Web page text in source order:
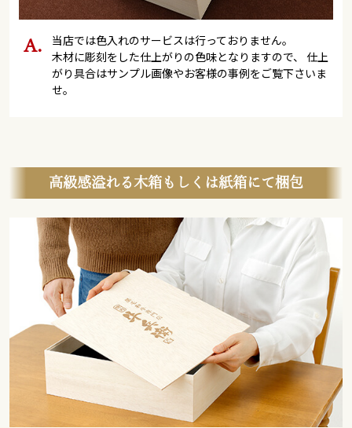
当店では色入れのサービスは行っておりません。
木材に彫刻をした仕上がりの色味となりますので、 仕上
がり具合はサンプル画像やお客様の事例をご覧下さいま
せ。
高級感溢れる木箱もしくは紙箱にて梱包